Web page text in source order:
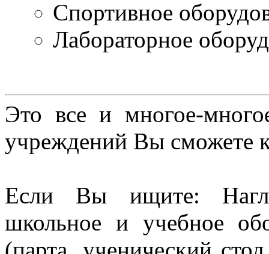
Спортивное
Лабораторное
Это все и многое-
учреждений Вы сможете
Если Вы ищите:
школьное и учебное